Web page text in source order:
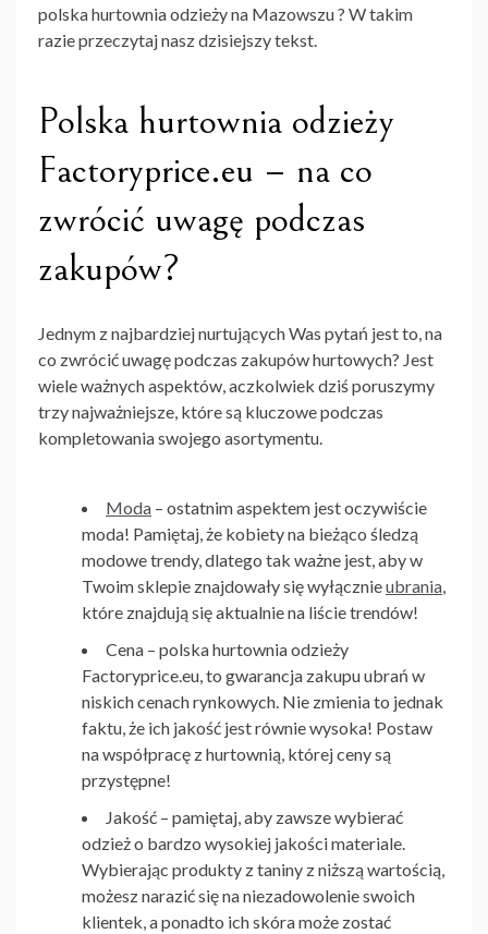
polskahurtownia odzieży na Mazowszu? W takim
razie przeczytaj nasz dzisiejszy tekst.
Polska hurtownia odzieży
Factoryprice.eu – na co
zwrócić uwagę podczas
zakupów?
Jednym z najbardziej nurtujących Was pytań jest to, na
co zwrócić uwagę podczas zakupów hurtowych? Jest
wiele ważnych aspektów, aczkolwiek dziś poruszymy
trzy najważniejsze, które są kluczowe podczas
kompletowania swojego asortymentu.
Moda – ostatnim aspektem jest oczywiście
moda! Pamiętaj, że kobiety na bieżąco śledzą
modowe trendy, dlatego tak ważne jest, aby w
Twoim sklepie znajdowały się wyłącznieubrania,
które znajdują się aktualnie na liście trendów!
Cena – polska hurtownia odzieży
Factoryprice.eu, to gwarancja zakupu ubrań w
niskich cenach rynkowych. Nie zmienia to jednak
faktu, że ich jakość jest równie wysoka! Postaw
na współpracę z hurtownią, której ceny są
przystępne!
Jakość – pamiętaj, aby zawsze wybierać
odzież o bardzo wysokiej jakości materiale.
Wybierając produkty z taniny z niższą wartością,
możesz narazić się na niezadowolenie swoich
klientek, a ponadto ich skóra może zostać